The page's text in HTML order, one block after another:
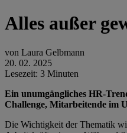
Alles außer
von Laura Gelbmann
20. 02. 2025
Lesezeit: 3 Minuten
Ein unumgängliches HR-
Challenge, Mitarbeitende im
Die Wichtigkeit der Thematik